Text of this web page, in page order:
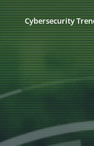
Cybersecurity